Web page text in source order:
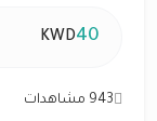
40
KWD
943 مشاهدات